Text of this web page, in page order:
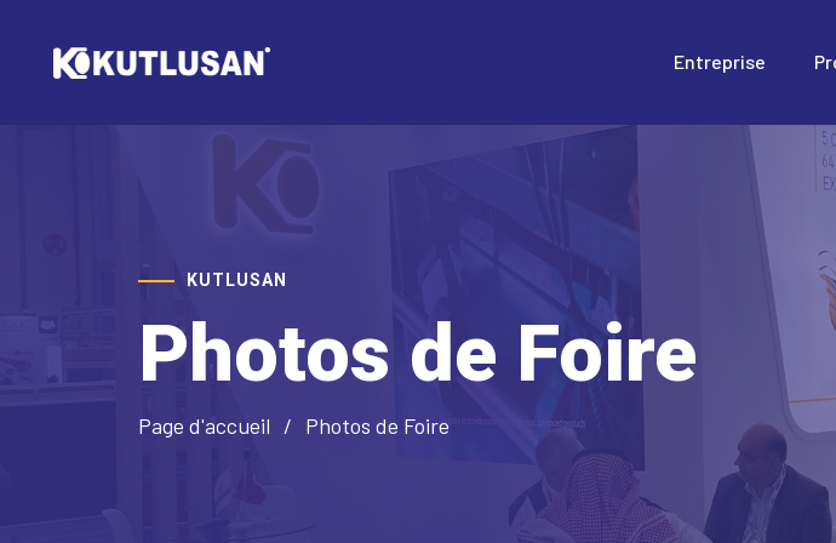
Entreprise
KUTLUSAN
Photos de Foire
Page d'accueil Photos de Foire